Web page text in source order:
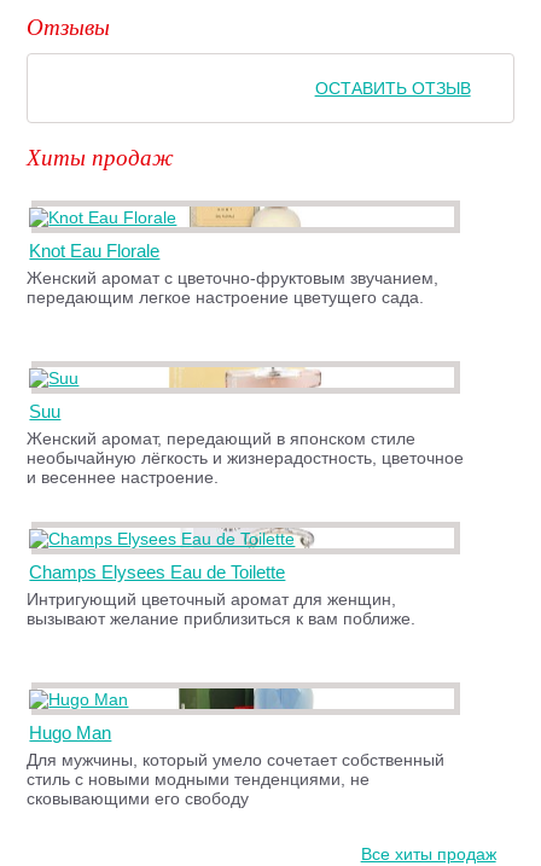
Отзывы
ОСТАВИТЬ ОТЗЫВ
Хиты продаж
Knot Eau Florale
Женский аромат с цветочно-фруктовым звучанием,
передающим легкое настроение цветущего сада.
Suu
Женский аромат, передающий в японском стиле
необычайную лёгкость и жизнерадостность, цветочное
и весеннее настроение.
Champs Elysees Eau de Toilette
Интригующий цветочный аромат для женщин,
вызывают желание приблизиться к вам поближе.
Hugo Man
Для мужчины, который умело сочетает собственный
стиль с новыми модными тенденциями, не
сковывающими его свободу
Все хиты продаж